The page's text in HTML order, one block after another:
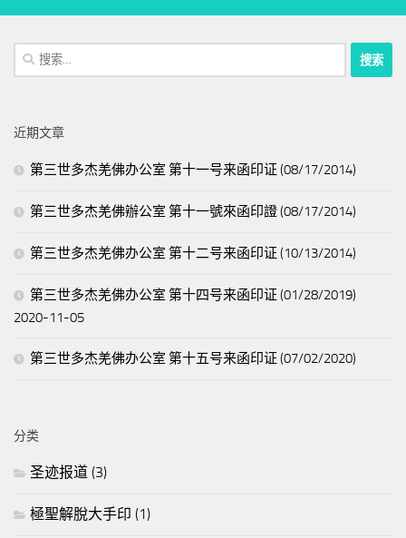
搜
索：
近期文章
第三世多杰羌佛办公室 第十一号来函印证 (08/17/2014)
第三世多杰羌佛辦公室 第十一號來函印證 (08/17/2014)
第三世多杰羌佛办公室 第十二号来函印证 (10/13/2014)
第三世多杰羌佛办公室 第十四号来函印证 (01/28/2019)
2020-11-05
第三世多杰羌佛办公室 第十五号来函印证 (07/02/2020)
分类
圣迹报道 (3)
極聖解脫大手印 (1)